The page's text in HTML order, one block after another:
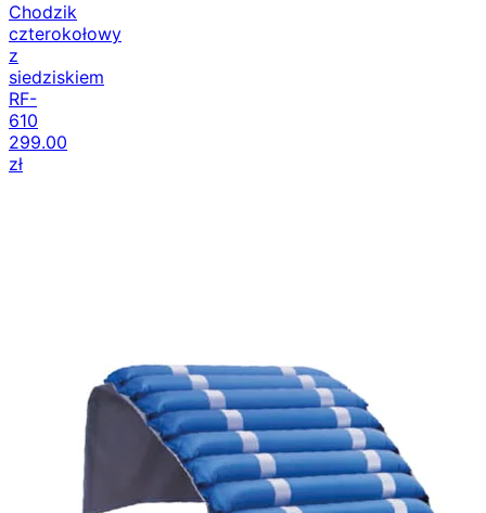
Chodzik
czterokołowy
z
siedziskiem
RF-
610
299.00
zł